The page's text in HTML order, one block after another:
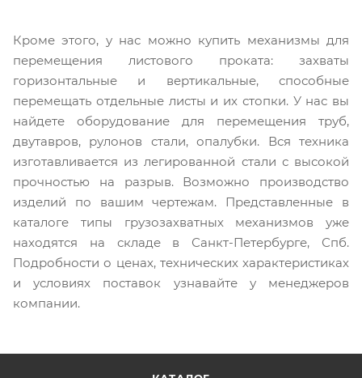
Кроме этого, у нас можно купить механизмы для
перемещения листового проката: захваты
горизонтальные и вертикальные, способные
перемещать отдельные листы и их стопки. У нас вы
найдете оборудование для перемещения труб,
двутавров, рулонов стали, опалубки. Вся техника
изготавливается из легированной стали с высокой
прочностью на разрыв. Возможно производство
изделий по вашим чертежам. Представленные в
каталоге типы грузозахватных механизмов уже
находятся на складе в Санкт-Петербурге, Спб.
Подробности о ценах, технических характеристиках
и условиях поставок узнавайте у менеджеров
компании.